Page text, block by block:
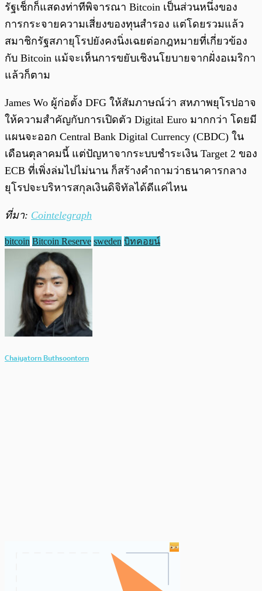
รัฐเช็กก็แสดงท่าทีพิจารณา Bitcoin เป็นส่วนหนึ่งของ
การกระจายความเสี่ยงของทุนสำรอง แต่โดยรวมแล้ว
สมาชิกรัฐสภายุโรปยังคงนิ่งเฉยต่อกฎหมายที่เกี่ยวข้อง
กับ Bitcoin แม้จะเห็นการขยับเชิงนโยบายจากฝั่งอเมริกา
แล้วก็ตาม
James Wo ผู้ก่อตั้ง DFG ให้สัมภาษณ์ว่า สหภาพยุโรปอาจ
ให้ความสำคัญกับการเปิดตัว Digital Euro มากกว่า โดยมี
แผนจะออก Central Bank Digital Currency (CBDC) ใน
เดือนตุลาคมนี้ แต่ปัญหาจากระบบชำระเงิน Target 2 ของ
ECB ที่เพิ่งล่มไปไม่นาน ก็สร้างคำถามว่าธนาคารกลาง
ยุโรปจะบริหารสกุลเงินดิจิทัลได้ดีแค่ไหน
ที่มา: Cointelegraph
bitcoin Bitcoin Reserve sweden บิทคอยน์
Chaiyatorn Buthsoontorn